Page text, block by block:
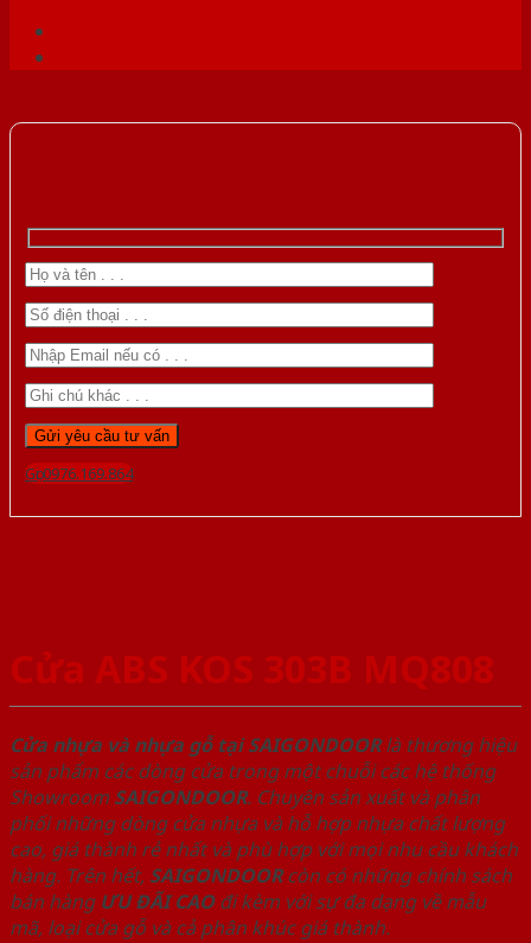
Gọi 0976.169.864
Cửa ABS KOS 303B MQ808
Cửa nhựa và nhựa gỗ tại SAIGONDOORlà thương hiệu
sản phẩm các dòng cửa trong một chuỗi các hệ thống
Showroom SAIGONDOOR. Chuyên sản xuất và phân
phối những dòng cửa nhựa và hỗ hợp nhựa chất lượng
cao, giá thành rẻ nhất và phù hợp với mọi nhu cầu khách
hàng. Trên hết, SAIGONDOORcòn có những chính sách
bán hàng ƯU ĐÃI CAOđi kèm với sự đa dạng về mẫu
mã, loại cửa gỗ và cả phân khúc giá thành.